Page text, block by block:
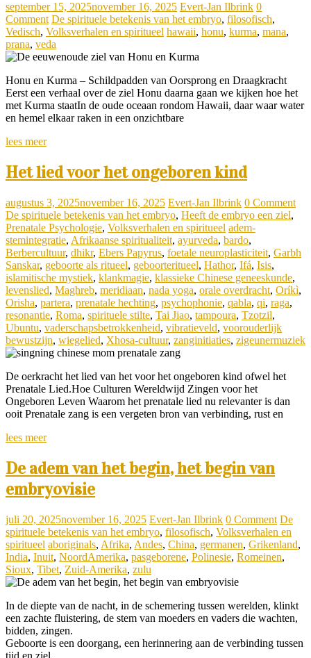
september 15, 2025november 16, 2025 Evert-Jan Ilbrink 0
Comment De spirituele betekenis van het embryo, filosofisch,
Vedisch, Volksverhalen en spiritueel hawaii, honu, kurma, mana,
prana, veda
Honu en Kurma – Schildpadden van Oorsprong en Draagkracht
Eerst een verhaal over de ziel Honu daarna gaan we kijken hoe het
met Kurma staatIn de oude oceaan rondom Hawaii, daar waar water
en hemel elkaar raken in een onzichtbare
lees meer
Het lied voor het ongeboren kind
augustus 3, 2025november 16, 2025 Evert-Jan Ilbrink 0 Comment
De spirituele betekenis van het embryo, Heeft de embryo een ziel,
Prenatale Psychologie, Volksverhalen en spiritueel adem-
stemintegratie, Afrikaanse spiritualiteit, ayurveda, bardo,
Berbercultuur, dhikr, Ebers Papyrus, foetale neuroplasticiteit, Garbh
Sanskar, geboorte als ritueel, geboorteritueel, Hathor, Ifá, Isis,
islamitische mystiek, klankmagie, klassieke Chinese geneeskunde,
levenslied, Maghreb, meridiaan, nada yoga, orale overdracht, Oríkì,
Orisha, partera, prenatale hechting, psychophonie, qabla, qi, raga,
resonantie, Roma, spirituele stilte, Tai Jiao, tampoura, Tzotzil,
Ubuntu, vaderschapsbetrokkenheid, vibratieveld, voorouderlijk
bewustzijn, wiegelied, Xhosa-cultuur, zanginitiaties, zigeunermuziek
De oerkracht het lied van het voor het ongeboren kind ofwel het
Prenatale Lied.Hoe Culturen Wereldwijd Zingen voor het
Ongeboren Leven Waarom het prenatale lied nu relevanter is dan
ooit Prenatale zang is een vergeten bron van verbinding, rust en
lees meer
De adem van het begin, het begin van
embryovisie
juli 20, 2025november 16, 2025 Evert-Jan Ilbrink 0 Comment De
spirituele betekenis van het embryo, filosofisch, Volksverhalen en
spiritueel aboriginals, Afrika, Andes, China, germanen, Grikenland,
India, Inuit, NoordAmerika, pasgeborene, Polinesie, Romeinen,
Sioux, Tibet, Zuid-Amerika, zulu
In de diepte van de nacht, in de schemering tussen werelden, klinkt
een zachte fluistering, de stem van moeders en vaders die wachten,
bidden, zingen.
Geboorte is een doorgang, een herinnering aan de verbinding tussen
tijd en ziel.